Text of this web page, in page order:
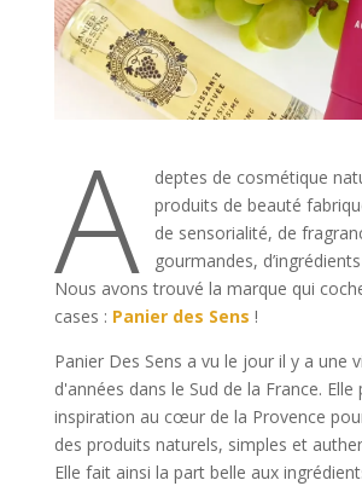
A
deptes de cosmétique
produits de beauté
de sensorialité, de
gourmandes,
Nous avons trouvé la marque qui
cases : Panier des Sens !
Panier Des Sens a vu le jour il y a une
d'années dans le Sud de la France. Elle
inspiration au cœur de la Provence
des produits naturels, simples et
Elle fait ainsi la part belle aux